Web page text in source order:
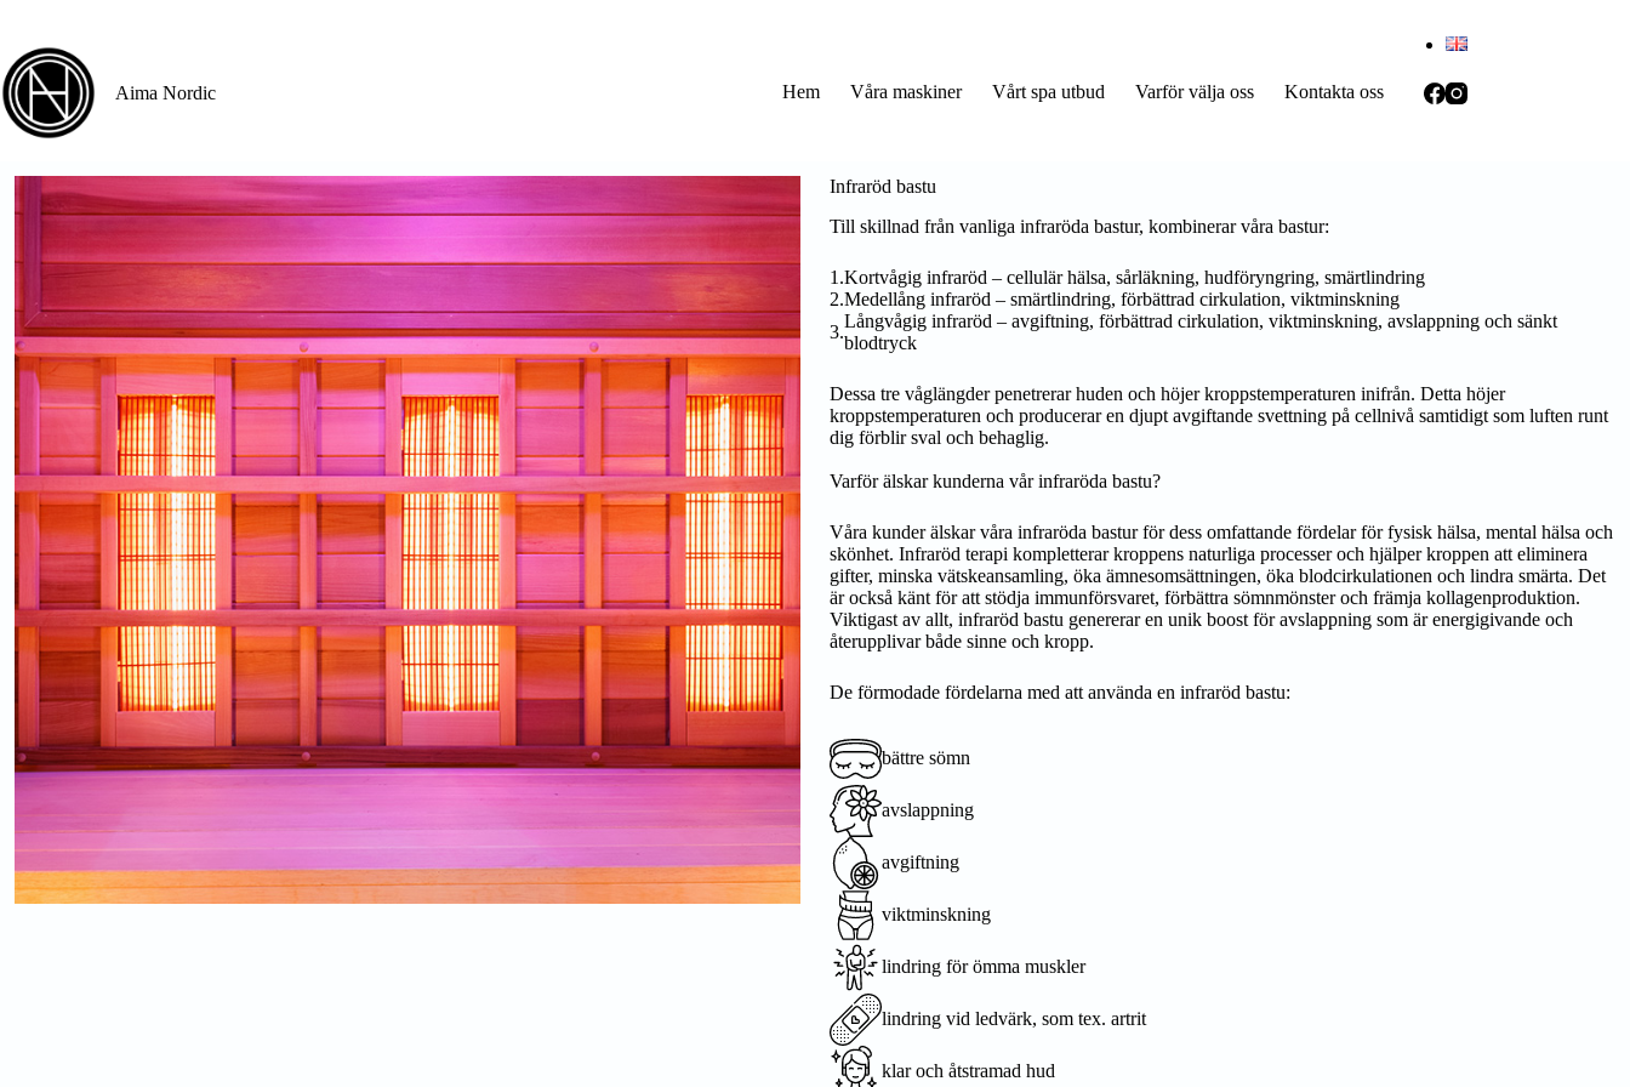
innehåll
Aima Nordic
Hem Våra maskiner Vårt spa utbud Varför välja oss Kontakta oss
Infraröd bastu
Till skillnad från vanliga infraröda bastur, kombinerar våra bastur:
Kortvågig infraröd – cellulär hälsa, sårläkning, hudföryngring, smärtlindring
Medellång infraröd – smärtlindring, förbättrad cirkulation, viktminskning
Långvågig infraröd – avgiftning, förbättrad cirkulation, viktminskning, avslappning och sänkt
blodtryck
Dessa tre våglängder penetrerar huden och höjer kroppstemperaturen inifrån. Detta höjer
kroppstemperaturen och producerar en djupt avgiftande svettning på cellnivå samtidigt som luften runt
dig förblir sval och behaglig.
Varför älskar kunderna vår infraröda bastu?
Våra kunder älskar våra infraröda bastur för dess omfattande fördelar för fysisk hälsa, mental hälsa och
skönhet. Infraröd terapi kompletterar kroppens naturliga processer och hjälper kroppen att eliminera
gifter, minska vätskeansamling, öka ämnesomsättningen, öka blodcirkulationen och lindra smärta. Det
är också känt för att stödja immunförsvaret, förbättra sömnmönster och främja kollagenproduktion.
Viktigast av allt, infraröd bastu genererar en unik boost för avslappning som är energigivande och
återupplivar både sinne och kropp.
De förmodade fördelarna med att använda en infraröd bastu:
bättre sömn
avslappning
avgiftning
viktminskning
lindring för ömma muskler
lindring vid ledvärk, som tex. artrit
klar och åtstramad hud